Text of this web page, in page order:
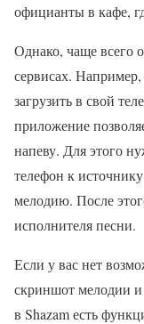
официанты в кафе,
Однако, чаще всего
сервисах.
загрузить в свой
приложение
напеву. Для этого
телефон к
мелодию. После
исполнителя песни.
Если у вас нет
скриншот мелодии и
в Shazam есть